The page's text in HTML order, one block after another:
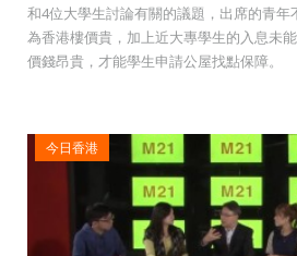
和4位大學生討論有關的議題，出席的青
為香港樓價貴，加上近大專學生的入息未
價錢昂貴，才能學生申請公屋找點保障。
今日香港